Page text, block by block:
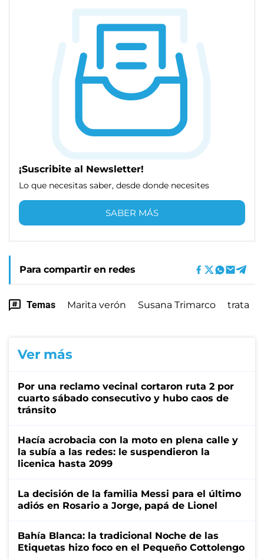
¡Suscribite al Newsletter!
Lo que necesitas saber, desde donde necesites
SABER MÁS
Para compartir en redes
Temas Marita verón Susana Trimarco trata
Ver más
Por una reclamo vecinal cortaron ruta 2 por
cuarto sábado consecutivo y hubo caos de
tránsito
Hacía acrobacia con la moto en plena calle y
la subía a las redes: le suspendieron la
licenica hasta 2099
La decisión de la familia Messi para el último
adiós en Rosario a Jorge, papá de Lionel
Bahía Blanca: la tradicional Noche de las
Etiquetas hizo foco en el Pequeño Cottolengo